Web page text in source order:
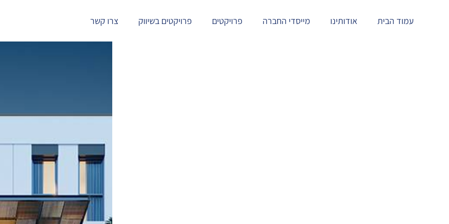
עמוד הבית אודותינו מייסדי החברה פרויקטים פרויקטים בשיווק צרו קשר